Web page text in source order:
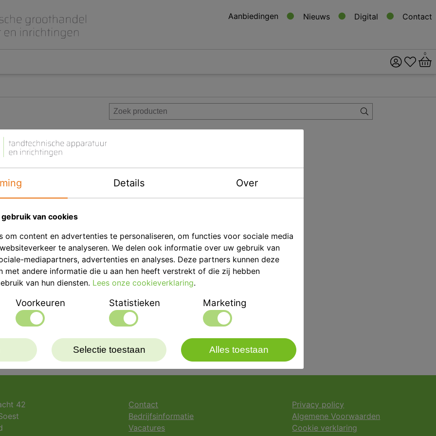
Aanbiedingen Nieuws Digital Contact
Gips en inbedmassa
Implantologie
Meubilair en inrichting
Modelleren en was
0
42
Contact
Bedrijfsinformatie
Vacatures
Privacy policy
Algemene Voorwaarden
Cookie verklaring
Details Over
van cookies
om content en advertenties te personaliseren, om functies voor sociale media
te analyseren. We delen ook informatie over uw gebruik van
mediapartners, advertenties en analyses. Deze partners kunnen deze
met andere informatie die u aan hen heeft verstrekt of die zij hebben
van hun diensten. Lees onze cookieverklaring.
Voorkeuren Statistieken Marketing
Selectie toestaan Alles toestaan